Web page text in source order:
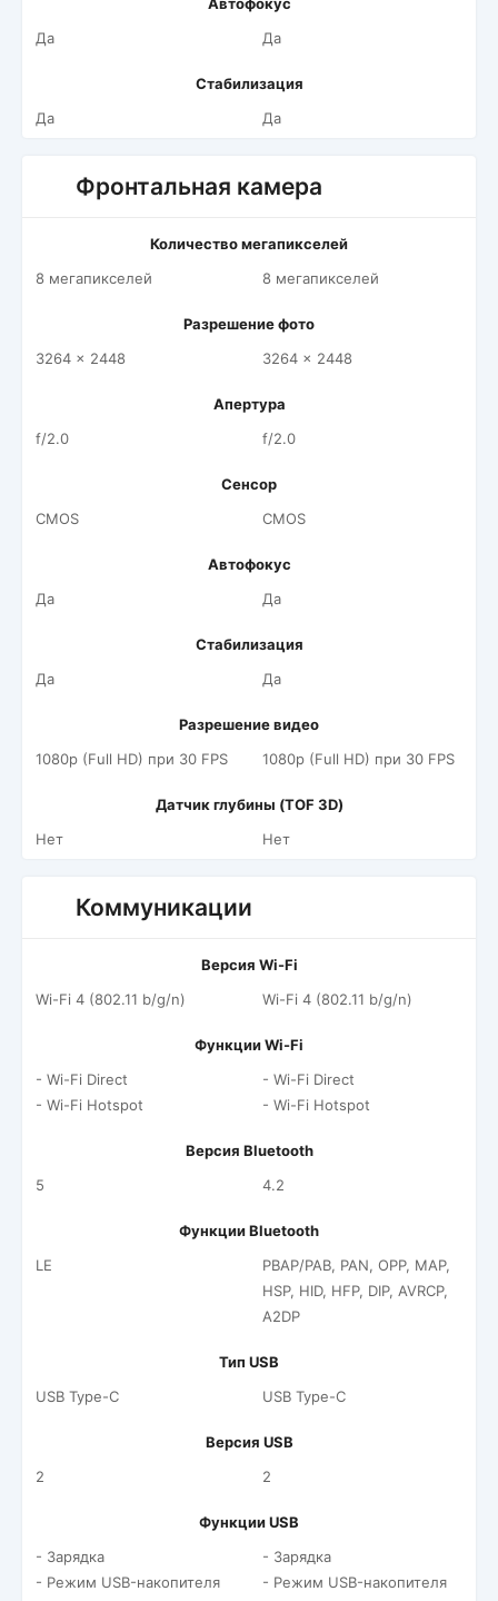
Да
Да
Стабилизация
Да
Да
Фронтальная камера
Количество мегапикселей
8 мегапикселей
8 мегапикселей
Разрешение фото
3264 x 2448
3264 x 2448
Апертура
f/2.0
f/2.0
Сенсор
CMOS
CMOS
Автофокус
Да
Да
Стабилизация
Да
Да
Разрешение видео
1080p (Full HD) при 30 FPS
1080p (Full HD) при 30 FPS
Датчик глубины (TOF 3D)
Нет
Нет
Коммуникации
Версия Wi-Fi
Wi-Fi 4 (802.11 b/g/n)
Wi-Fi 4 (802.11 b/g/n)
Функции Wi-Fi
- Wi-Fi Direct
- Wi-Fi Hotspot
- Wi-Fi Direct
- Wi-Fi Hotspot
Версия Bluetooth
5
4.2
Функции Bluetooth
LE
PBAP/PAB, PAN, OPP, MAP,
HSP, HID, HFP, DIP, AVRCP,
A2DP
Тип USB
USB Type-C
USB Type-C
Версия USB
2
2
Функции USB
- Зарядка
- Режим USB-накопителя
- Зарядка
- Режим USB-накопителя